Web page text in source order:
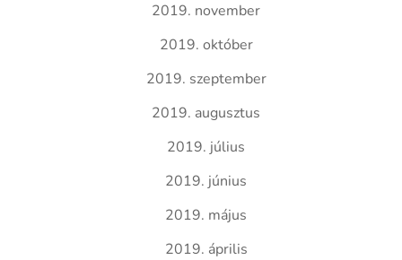
2019. november
2019. október
2019. szeptember
2019. augusztus
2019. július
2019. június
2019. május
2019. április